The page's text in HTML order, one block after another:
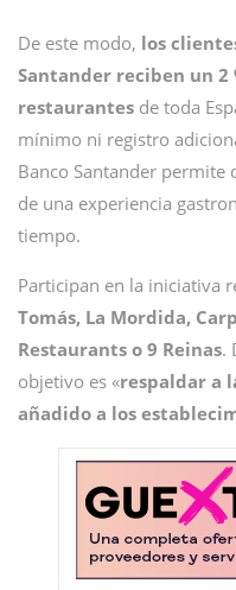
De este modo, los
Santander reciben un 2
restaurantes de toda
mínimo ni registro
Banco Santander
de una experiencia
tiempo.
Participan en la iniciativa
Tomás, La Mordida,
Restaurants o 9 Reinas.
objetivo es «respaldar a
añadido a los